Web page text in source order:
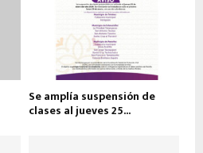
Se amplía suspensión de
clases al jueves 25...